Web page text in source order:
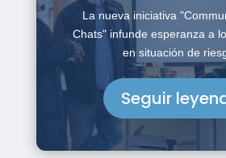
La nueva iniciativa
Chats" infunde esperanza a
en situación de
Seguir